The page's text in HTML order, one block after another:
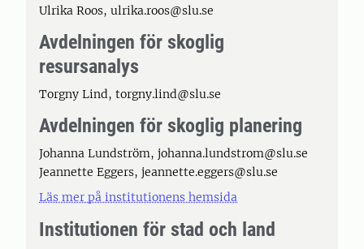
Ulrika Roos, ulrika.roos@slu.se
Avdelningen för skoglig
resursanalys
Torgny Lind, torgny.lind@slu.se
Avdelningen för skoglig planering
Johanna Lundström, johanna.lundstrom@slu.se
Jeannette Eggers, jeannette.eggers@slu.se
Läs mer på institutionens hemsida
Institutionen för stad och land